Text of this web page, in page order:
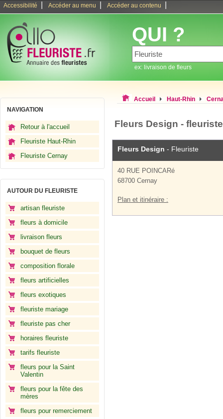
Accessibilité Accéder au menu Accéder au contenu
QUI ?
ex: livraison de fleurs
NAVIGATION
Retour à l'accueil
Fleuriste Haut-Rhin
Fleuriste Cernay
AUTOUR DU FLEURISTE
artisan fleuriste
fleurs à domicile
livraison fleurs
bouquet de fleurs
composition florale
fleurs artificielles
fleurs exotiques
fleuriste mariage
fleuriste pas cher
horaires fleuriste
tarifs fleuriste
fleurs pour la Saint
Valentin
fleurs pour la fête des
mères
fleurs pour remerciement
Accueil Haut-Rhin
Fleurs Design -
Fleurs Design - Fleuriste
40 RUE POINCARé
68700 Cernay
Plan et itinéraire :